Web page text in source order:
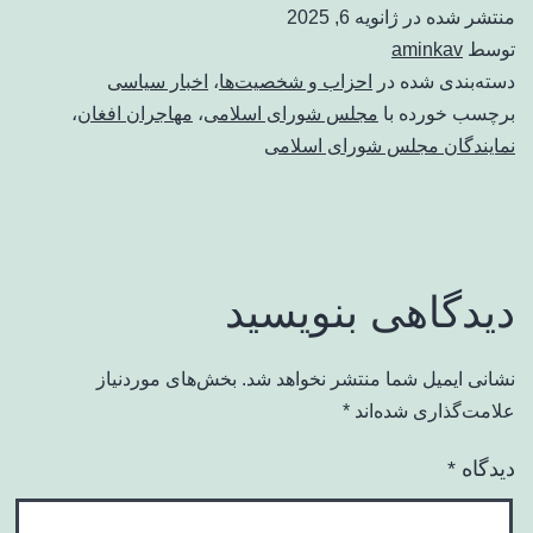
منتشر شده در ژانویه 6, 2025
توسط aminkav
دسته‌بندی شده در
احزاب و شخصیت‌ها، اخبار سیاسی
برچسب خورده با مجلس شورای اسلامی، مهاجران افغان،
نمایندگان مجلس شورای اسلامی
دیدگاهی بنویسید
نشانی ایمیل شما منتشر نخواهد شد. بخش‌های موردنیاز
علامت‌گذاری شده‌اند *
دیدگاه *